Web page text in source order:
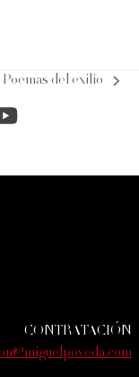
post:
Poemas del exilio
YouTube
CONTRATACIÓN